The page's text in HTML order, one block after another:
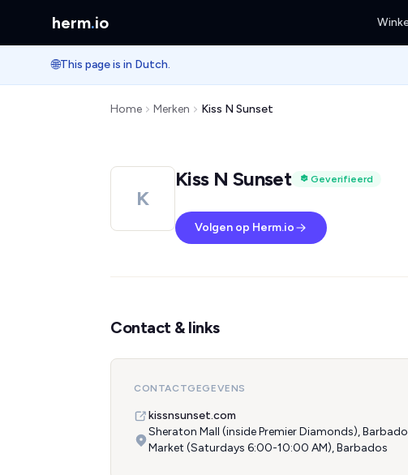
herm.io
🌐This page is in Dutch.
Home Merken Kiss N Sunset
K
Kiss N Sunset Geverifieerd
Volgen op Herm.io
Contact & links
CONTACTGEGEVENS
kissnsunset.com
Sheraton Mall (inside Premier Diamonds),
Market (Saturdays 6:00-10:00 AM), Barbados